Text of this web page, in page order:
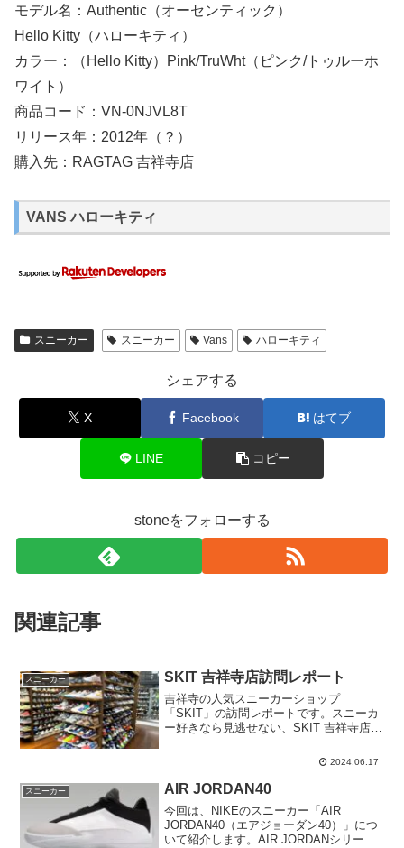
モデル名：Authentic（オーセンティック）
Hello Kitty（ハローキティ）
カラー：（Hello Kitty）Pink/TruWht（ピンク/トゥルーホ
ワイト）
商品コード：VN-0NJVL8T
リリース年：2012年（？）
購入先：RAGTAG 吉祥寺店
VANS ハローキティ
スニーカー スニーカー Vans ハローキティ
シェアする
X Facebook はてブ
LINE コピー
stoneをフォローする
関連記事
スニーカー SKIT 吉祥寺店訪問レポート
吉祥寺の人気スニーカーショップ
「SKIT」の訪問レポートです。スニーカ
ー好きなら見逃せない、SKIT 吉祥寺店の
SKIT 吉祥寺「SKIT 吉祥寺店」東京都武
2024.06.17
スニーカー AIR JORDAN40
今回は、NIKEのスニーカー「AIR
JORDAN40（エアジョーダン40）」につ
いて紹介します。AIR JORDANシリーズ